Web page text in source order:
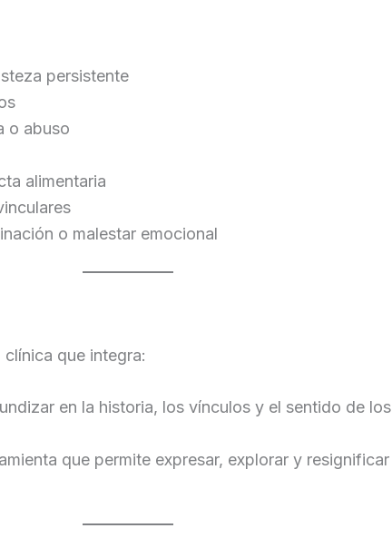
persistente
o abuso
alimentaria
o malestar emocional
que integra:
en la historia, los vínculos y el sentido de los
que permite expresar, explorar y resignificar